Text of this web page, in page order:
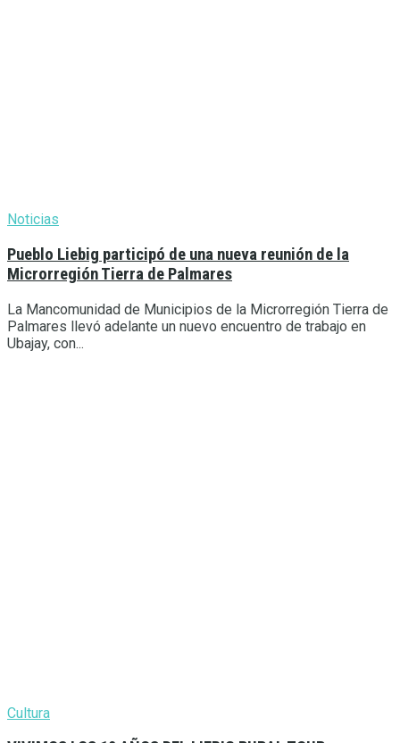
Noticias
Pueblo Liebig participó de una nueva reunión de la
Microrregión Tierra de Palmares
La Mancomunidad de Municipios de la Microrregión Tierra de
Palmares llevó adelante un nuevo encuentro de trabajo en
Ubajay, con...
Cultura